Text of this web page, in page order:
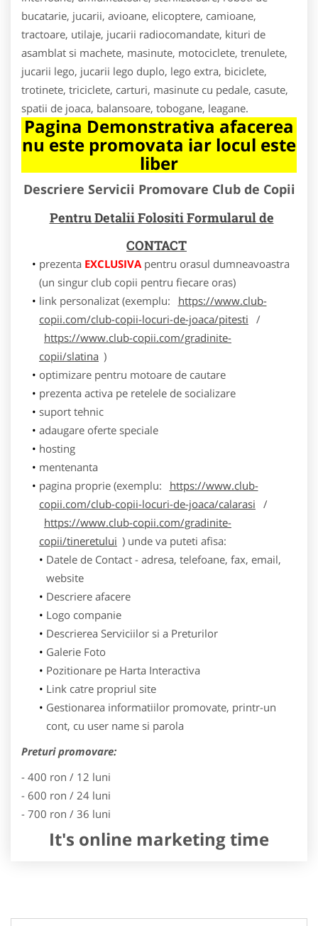
bucatarie, jucarii, avioane, elicoptere, camioane,
tractoare, utilaje, jucarii radiocomandate, kituri de
asamblat si machete, masinute, motociclete, trenulete,
jucarii lego, jucarii lego duplo, lego extra, biciclete,
trotinete, triciclete, carturi, masinute cu pedale, casute,
spatii de joaca, balansoare, tobogane, leagane.
Pagina Demonstrativa afacerea
nu este promovata iar locul este
liber
Descriere Servicii Promovare Club de Copii
Pentru Detalii Folositi Formularul de
CONTACT
prezenta EXCLUSIVApentru orasul dumneavoastra
(un singur club copii pentru fiecare oras)
link personalizat (exemplu:
https://www.club-
copii.com/club-copii-locuri-de-joaca/pitesti /
https://www.club-copii.com/gradinite-
copii/slatina )
optimizare pentru motoare de cautare
prezenta activa pe retelele de socializare
suport tehnic
adaugare oferte speciale
hosting
mentenanta
pagina proprie (exemplu:
https://www.club-
copii.com/club-copii-locuri-de-joaca/calarasi /
https://www.club-copii.com/gradinite-
copii/tineretului ) unde va puteti afisa:
Datele de Contact - adresa, telefoane, fax, email,
website
Descriere afacere
Logo companie
Descrierea Serviciilor si a Preturilor
Galerie Foto
Pozitionare pe Harta Interactiva
Link catre propriul site
Gestionarea informatiilor promovate, printr-un
cont, cu user name si parola
Preturi promovare:
- 400 ron / 12 luni
- 600 ron / 24 luni
- 700 ron / 36 luni
It's online marketing time